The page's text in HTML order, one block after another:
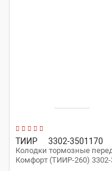
ТИИР 3302-3501170
Колодки тормозные
Комфорт (ТИИР-260) 3302-